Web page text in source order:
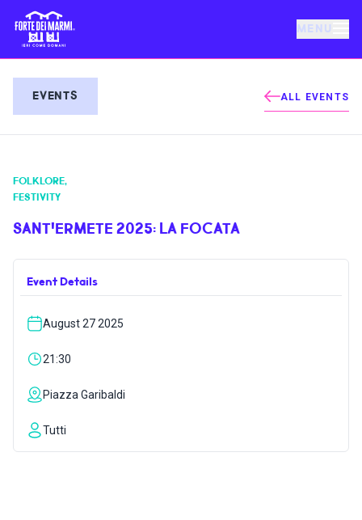
MENU
EVENTS
NEWS
INSPIRATIONS
EVENTS ALL EVENTS
FOLKLORE,
FESTIVITY
SANT'ERMETE 2025: LA FOCATA
Event Details
August 27 2025
21:30
Piazza Garibaldi
Tutti